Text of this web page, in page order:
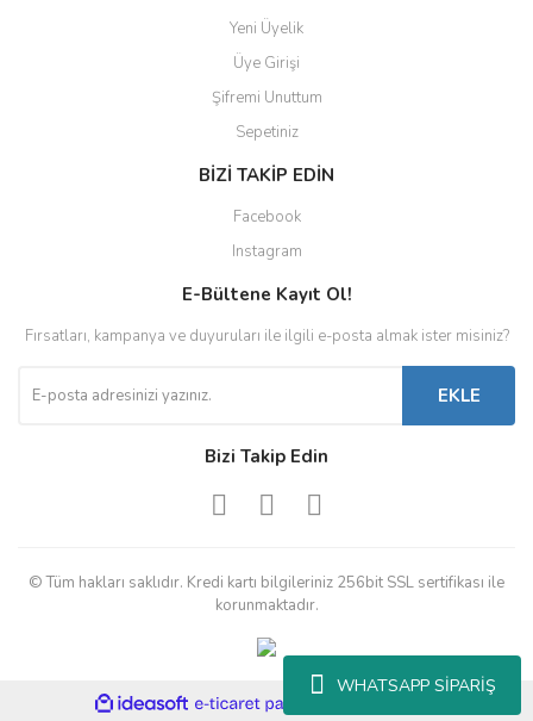
WHATSAPP SİPARİŞ
Yeni Üyelik
Üye Girişi
Şifremi Unuttum
Sepetiniz
BİZİ TAKİP EDİN
Facebook
Instagram
E-Bültene Kayıt Ol!
Fırsatları, kampanya ve duyuruları ile ilgili e-posta almak ister misiniz?
EKLE
Bizi Takip Edin
© Tüm hakları saklıdır. Kredi kartı bilgileriniz 256bit SSL sertifikası ile
korunmaktadır.
ideasoft